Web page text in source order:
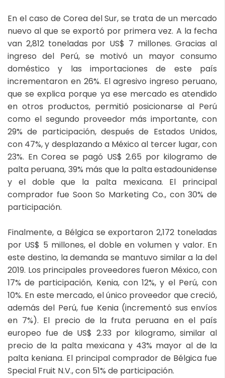
En el caso de Corea del Sur, se trata de un mercado
nuevo al que se exportó por primera vez. A la fecha
van 2,812 toneladas por US$ 7 millones. Gracias al
ingreso del Perú, se motivó un mayor consumo
doméstico y las importaciones de este país
incrementaron en 26%. El agresivo ingreso peruano,
que se explica porque ya ese mercado es atendido
en otros productos, permitió posicionarse al Perú
como el segundo proveedor más importante, con
29% de participación, después de Estados Unidos,
con 47%, y desplazando a México al tercer lugar, con
23%. En Corea se pagó US$ 2.65 por kilogramo de
palta peruana, 39% más que la palta estadounidense
y el doble que la palta mexicana. El principal
comprador fue Soon So Marketing Co., con 30% de
participación.
Finalmente, a Bélgica se exportaron 2,172 toneladas
por US$ 5 millones, el doble en volumen y valor. En
este destino, la demanda se mantuvo similar a la del
2019. Los principales proveedores fueron México, con
17% de participación, Kenia, con 12%, y el Perú, con
10%. En este mercado, el único proveedor que creció,
además del Perú, fue Kenia (incrementó sus envíos
en 7%). El precio de la fruta peruana en el país
europeo fue de US$ 2.33 por kilogramo, similar al
precio de la palta mexicana y 43% mayor al de la
palta keniana. El principal comprador de Bélgica fue
Special Fruit N.V., con 51% de participación.